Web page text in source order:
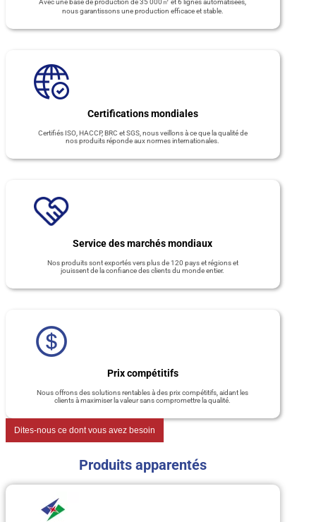
nous garantissons une production efficace et stable.
Certifications mondiales
Certifiés ISO, HACCP, BRC et SGS, nous veillons à ce que la qualité de
nos produits réponde aux normes internationales.
Service des marchés mondiaux
Nos produits sont exportés vers plus de 120 pays et régions et
jouissent de la confiance des clients du monde entier.
Prix compétitifs
Nous offrons des solutions rentables à des prix compétitifs, aidant les
clients à maximiser la valeur sans compromettre la qualité.
Dites-nous ce dont vous avez besoin
Produits apparentés